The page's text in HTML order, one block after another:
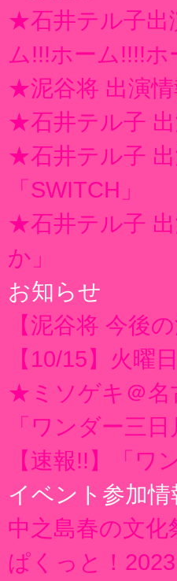
★石井テル子出
ム!!!ホーム!!!!ホ
★泥谷将 出演
★石井テル子
★石井テル子
「SWITCH」
★石井テル子
か」
お知らせ
【泥谷将 今後
【10/15】火曜
★ミソゲキ＠名
「ワンダー三
【速報!!】「
イベント参加情
中之島春の文
ぱくっと！